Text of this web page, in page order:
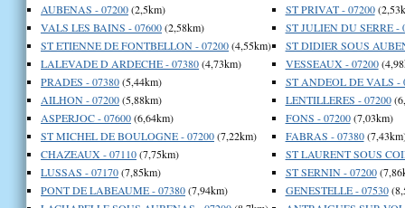
AUBENAS - 07200(2,5km)
VALS LES BAINS - 07600(2,58km)
ST ETIENNE DE FONTBELLON - 07200(4,55km)
LALEVADE D ARDECHE - 07380(4,73km)
PRADES - 07380(5,44km)
AILHON - 07200(5,88km)
ASPERJOC - 07600(6,64km)
ST MICHEL DE BOULOGNE - 07200(7,22km)
CHAZEAUX - 07110(7,75km)
LUSSAS - 07170(7,85km)
PONT DE LABEAUME - 07380(7,94km)
ST PRIVAT - 07200
ST JULIEN DU SERRE -
ST DIDIER SOUS
VESSEAUX - 07200
ST ANDEOL DE VALS -
LENTILLERES - 07200
FONS - 07200(7,03km)
FABRAS - 07380
ST LAURENT SOUS
ST SERNIN - 07200
GENESTELLE - 07530